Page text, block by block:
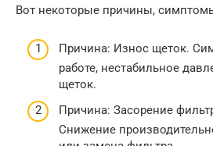
Вот некоторые причины,
Причина: Износ щеток.
работе, нестабильное
щеток.
Причина: Засорение
Снижение